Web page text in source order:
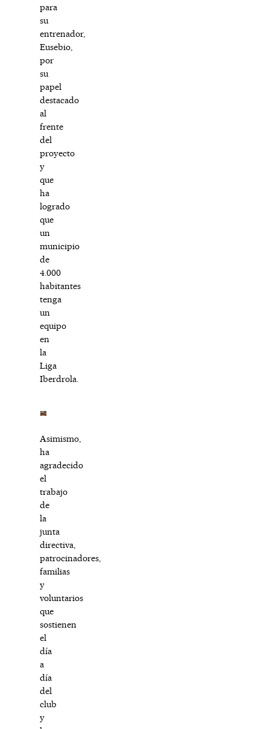
para
su
entrenador,
Eusebio,
por
su
papel
destacado
al
frente
del
proyecto
y
que
ha
logrado
que
un
municipio
de
4.000
habitantes
tenga
un
equipo
en
la
Liga
Iberdrola.
Asimismo,
ha
agradecido
el
trabajo
de
la
junta
directiva,
patrocinadores,
familias
y
voluntarios
que
sostienen
el
día
a
día
del
club
y